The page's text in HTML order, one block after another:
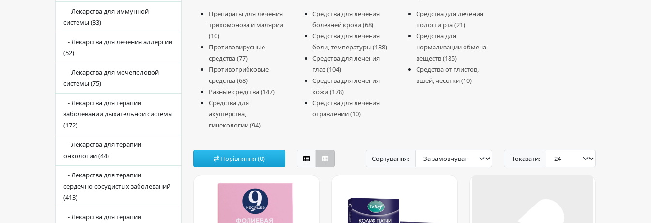
- Лекарства для иммунной
системы (83)
- Лекарства для лечения аллергии
(52)
- Лекарства для мочеполовой
системы (75)
- Лекарства для терапии
заболеваний дыхательной системы
(172)
- Лекарства для терапии
онкологии (44)
- Лекарства для терапии
сердечно-сосудистых заболеваний
(413)
- Лекарства для терапии
Препараты для лечения
трихомоноза и малярии
(10)
Противовирусные
средства (77)
Противогрибковые
средства (68)
Разные средства (147)
Средства для
акушерства,
гинекологии (94)
Средства для лечения
болезней крови (68)
Средства для лечения
боли, температуры (138)
Средства для лечения
глаз (104)
Средства для лечения
кожи (178)
Средства для лечения
отравлений (10)
Средства для лечения
полости рта (21)
Средства для
нормализации обмена
веществ (185)
Средства от глистов,
вшей, чесотки (10)
Порівняння (0) Сортування: Показати: